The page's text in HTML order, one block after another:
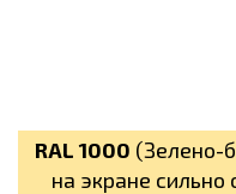
RAL 1000 (Зелено-
на экране сильно